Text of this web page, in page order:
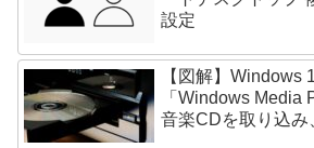
設定
【図解】Windows
「Windows Media
音楽CDを取り込